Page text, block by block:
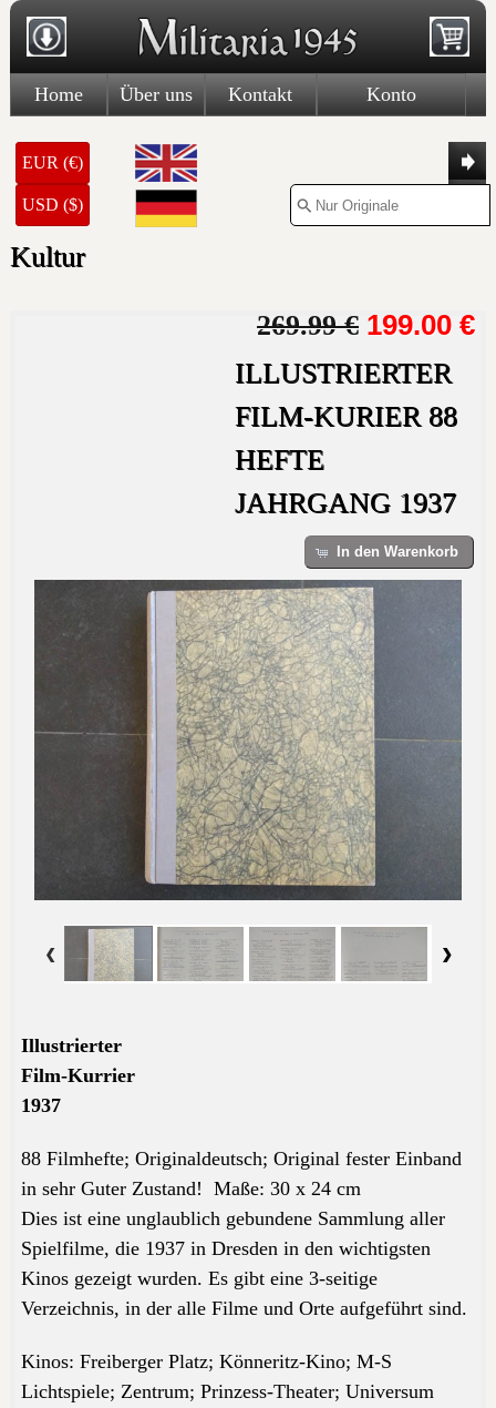
Home Über uns Kontakt Konto
EUR (€)
USD ($)
Kultur
269.99 € 199.00 €
ILLUSTRIERTER
FILM-KURIER 88
HEFTE
JAHRGANG 1937
In den Warenkorb
Illustrierter
Film-Kurrier
1937
88 Filmhefte; Originaldeutsch; Original fester Einband
insehr Guter Zustand! Maße: 30 x 24 cm
Dies ist eine unglaublich gebundene Sammlung aller
Spielfilme, die 1937 in Dresden in den wichtigsten
Kinos gezeigt wurden. Es gibt eine 3-seitige
Verzeichnis, in der alle Filme und Orte aufgeführt sind.
Kinos: Freiberger Platz; Könneritz-Kino; M-S
Lichtspiele; Zentrum; Prinzess-Theater; Universum